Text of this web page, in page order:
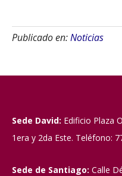
Publicado en:Noticias
Sede David: Edificio Plaza
1era y 2da Este. Teléfono:
Sede de Santiago: Calle